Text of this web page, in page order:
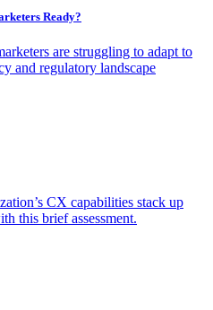
Ready?
are struggling to adapt to
and regulatory landscape
CX capabilities stack up
this brief assessment.